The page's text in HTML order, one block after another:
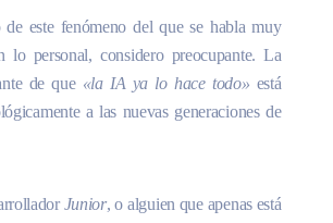
este fenómeno del que se habla muy
lo personal, considero preocupante. La
de que «la IA ya lo hace todo» está
a las nuevas generaciones de
Junior, o alguien que apenas está